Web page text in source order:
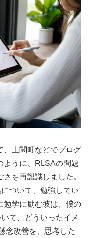
、上関町などでブログ
ように、RLSAの問題
を再認識しました。
ついて、勉強してい
勉学に励む彼は、僕の
て、どういったイメ
念改善を、思考した